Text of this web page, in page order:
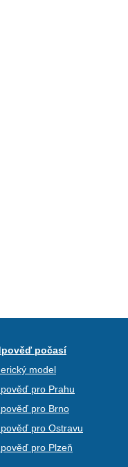
počasí
model
pro Prahu
pro Brno
pro Ostravu
pro Plzeň